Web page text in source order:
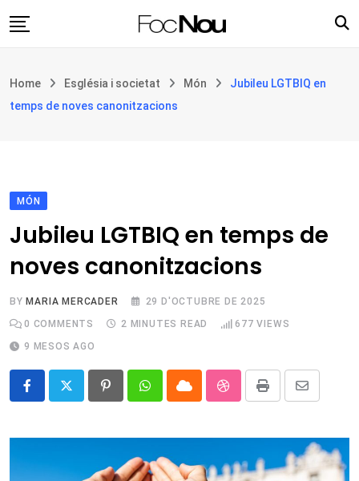
to
Filosofia i teologia
Botiga
Home Església i societat Món
Jubileu LGTBIQ en
temps de noves canonitzacions
MÓN
Jubileu LGTBIQ en temps de
noves canonitzacions
BY MARIA MERCADER
29 D'OCTUBRE DE 2025
0 COMMENTS 2 MINUTES READ 677 VIEWS
9 MESOS AGO
PinterestWhatsappCloud StumbleUpon
Print
Share
Email